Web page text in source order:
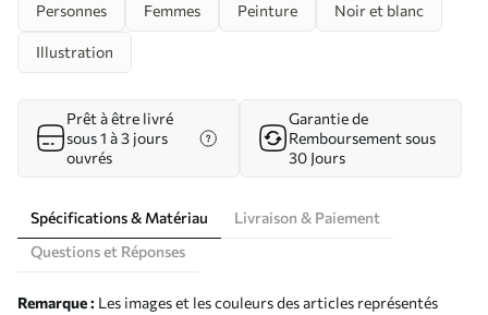
Personnes Femmes Peinture Noir et blanc
Illustration
Prêt à être livré
sous 1 à 3 jours
ouvrés
Garantie de
Remboursement sous
30 Jours
Spécifications & Matériau
Livraison & Paiement
Questions et Réponses
Remarque : Les images et les couleurs des articles représentés